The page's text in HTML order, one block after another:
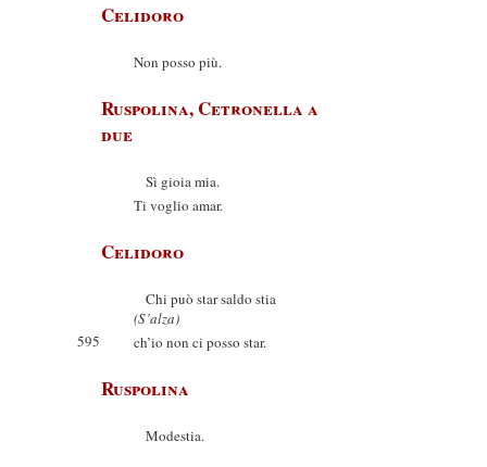
Celidoro
Non posso più.
Ruspolina, Cetronella a
due
Sì gioia mia.
Ti voglio amar.
Celidoro
Chi può star saldo stia
(S’alza)
595
ch’io non ci posso star.
Ruspolina
Modestia.